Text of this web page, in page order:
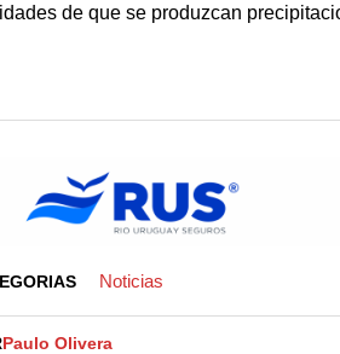
de que se produzcan
Noticias
Paulo Olivera